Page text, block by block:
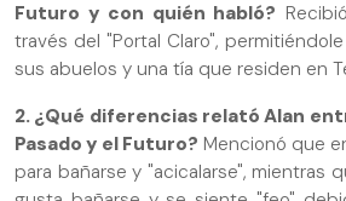
Futuro y con quién habló?
través del "Portal Claro",
sus abuelos y una tía que residen en
2. ¿Qué diferencias relató Alan
Pasado y el Futuro? Mencionó que
para bañarse y "acicalarse", mientras